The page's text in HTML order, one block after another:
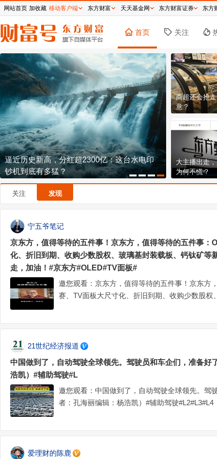
首页 关注
逼近历史新高，分红超2300亿：这台水电印
钞机到底有多猛？
段永平减持
非主动减持
商超还会抢
意？
大主播出走
为何不慌？
关注 发现
宁五爷笔记
京东方，值得等待的五件事！京东方，值得等待的五件事：
化、折旧到期、收购少数股权、玻璃基封装载板、钙钛矿等
走，加油！#京东方#OLED#TV面板#
邀您观看：京东方，值得等待的五件事！京东方
赛、TV面板大尺寸化、折旧到期、收购少数股
21世纪经济报道
中国做到了，自动驾驶全球领先。驾驶员和车企们，准备好
浩凯）#辅助驾驶#L
邀您观看：中国做到了，自动驾驶全球领先。驾
者：孔海丽编辑：杨浩凯）#辅助驾驶#L2#L3#L4
爱理财的陈鹿
网站首页 加收藏 移动客户端 东方财富 天天基金网 东方财富证券 东方